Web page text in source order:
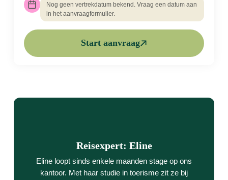
Nog geen vertrekdatum bekend. Vraag een datum aan
in het aanvraagformulier.
Start aanvraag
Reisexpert: Eline
Eline loopt sinds enkele maanden stage op ons
kantoor. Met haar studie in toerisme zit ze bij